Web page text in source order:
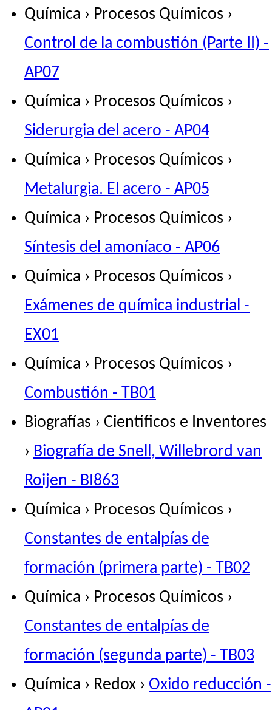
Química › Procesos Químicos ›
Control de la combustión (Parte II) -
AP07
Química › Procesos Químicos ›
Siderurgia del acero - AP04
Química › Procesos Químicos ›
Metalurgia. El acero - AP05
Química › Procesos Químicos ›
Síntesis del amoníaco - AP06
Química › Procesos Químicos ›
Exámenes de química industrial -
EX01
Química › Procesos Químicos ›
Combustión - TB01
Biografías › Científicos e Inventores
› Biografía de Snell, Willebrord van
Roijen - BI863
Química › Procesos Químicos ›
Constantes de entalpías de
formación (primera parte) - TB02
Química › Procesos Químicos ›
Constantes de entalpías de
formación (segunda parte) - TB03
Química › Redox › Oxido reducción -